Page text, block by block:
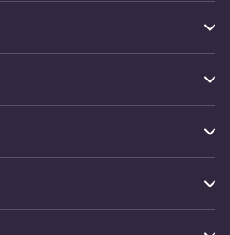
Strømadaptere & -ladere
til
prisklasser, fra
profesjonelle
er sertifiserte og